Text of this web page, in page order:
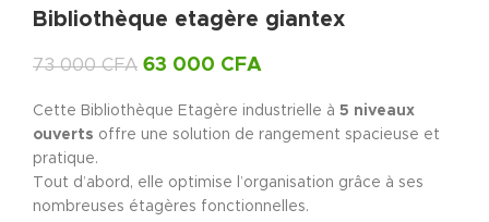
Bibliothèque etagère giantex
73 000CFA 63 000 CFA
Cette Bibliothèque Etagère industrielle à 5 niveaux
ouverts offre une solution de rangement spacieuse et
pratique.
Tout d’abord, elle optimise l’organisation grâce à ses
nombreuses étagères fonctionnelles.